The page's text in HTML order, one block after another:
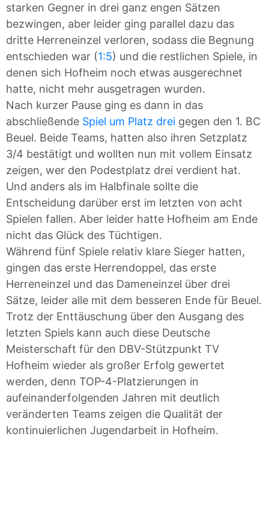
starken Gegner in drei ganz engen Sätzen
bezwingen, aber leider ging parallel dazu das
dritte Herreneinzel verloren, sodass die Begnung
entschieden war (1:5) und die restlichen Spiele, in
denen sich Hofheim noch etwas ausgerechnet
hatte, nicht mehr ausgetragen wurden.
Nach kurzer Pause ging es dann in das
abschließende Spiel um Platz drei gegen den 1. BC
Beuel. Beide Teams, hatten also ihren Setzplatz
3/4 bestätigt und wollten nun mit vollem Einsatz
zeigen, wer den Podestplatz drei verdient hat.
Und anders als im Halbfinale sollte die
Entscheidung darüber erst im letzten von acht
Spielen fallen. Aber leider hatte Hofheim am Ende
nicht das Glück des Tüchtigen.
Während fünf Spiele relativ klare Sieger hatten,
gingen das erste Herrendoppel, das erste
Herreneinzel und das Dameneinzel über drei
Sätze, leider alle mit dem besseren Ende für Beuel.
Trotz der Enttäuschung über den Ausgang des
letzten Spiels kann auch diese Deutsche
Meisterschaft für den DBV-Stützpunkt TV
Hofheim wieder als großer Erfolg gewertet
werden, denn TOP-4-Platzierungen in
aufeinanderfolgenden Jahren mit deutlich
veränderten Teams zeigen die Qualität der
kontinuierlichen Jugendarbeit in Hofheim.